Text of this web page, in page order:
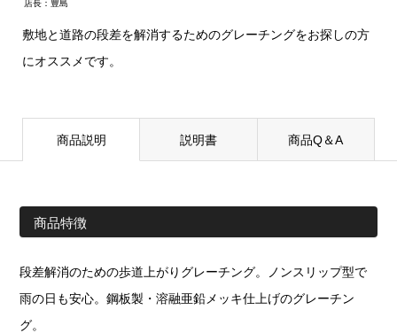
敷地と道路の段差を解消するためのグレーチングをお探しの方
にオススメです。
商品説明 説明書 商品Q＆A
商品特徴
段差解消のための歩道上がりグレーチング。ノンスリップ型で
雨の日も安心。鋼板製・溶融亜鉛メッキ仕上げのグレーチン
グ。